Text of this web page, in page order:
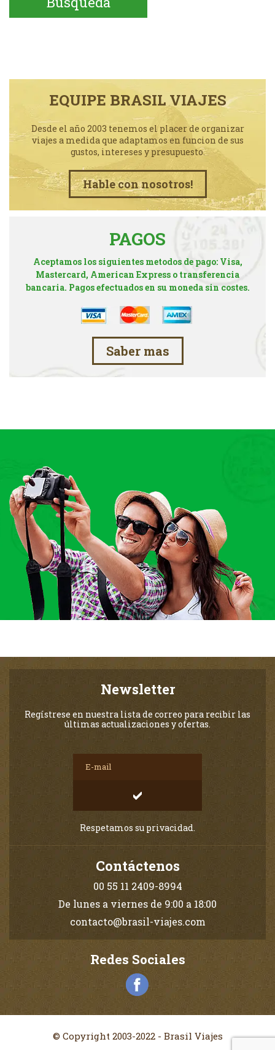
EQUIPE BRASIL VIAJES
Desde el año 2003 tenemos el placer de organizar
viajes a medida que adaptamos en funcion de sus
gustos, intereses y presupuesto.
Hable con nosotros!
PAGOS
Aceptamos los siguientes metodos de pago: Visa,
Mastercard, American Express o transferencia
bancaria. Pagos efectuados en su moneda sin costes.
Saber mas
Newsletter
Regístrese en nuestra lista de correo para recibir las
últimas actualizaciones y ofertas.
Respetamos su privacidad.
Contáctenos
00 55 11 2409-8994
De lunes a viernes de 9:00 a 18:00
contacto@brasil-viajes.com
Redes Sociales
© Copyright 2003-2022 - Brasil Viajes